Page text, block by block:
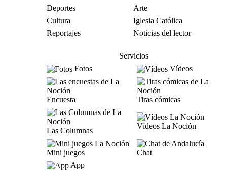
Deportes
Arte
Cultura
Iglesia Católica
Reportajes
Noticias del lector
Servicios
Fotos
Vídeos
Encuesta Tiras cómicas
Las Columnas
Vídeos La Noción
Mini juegos
Chat
App